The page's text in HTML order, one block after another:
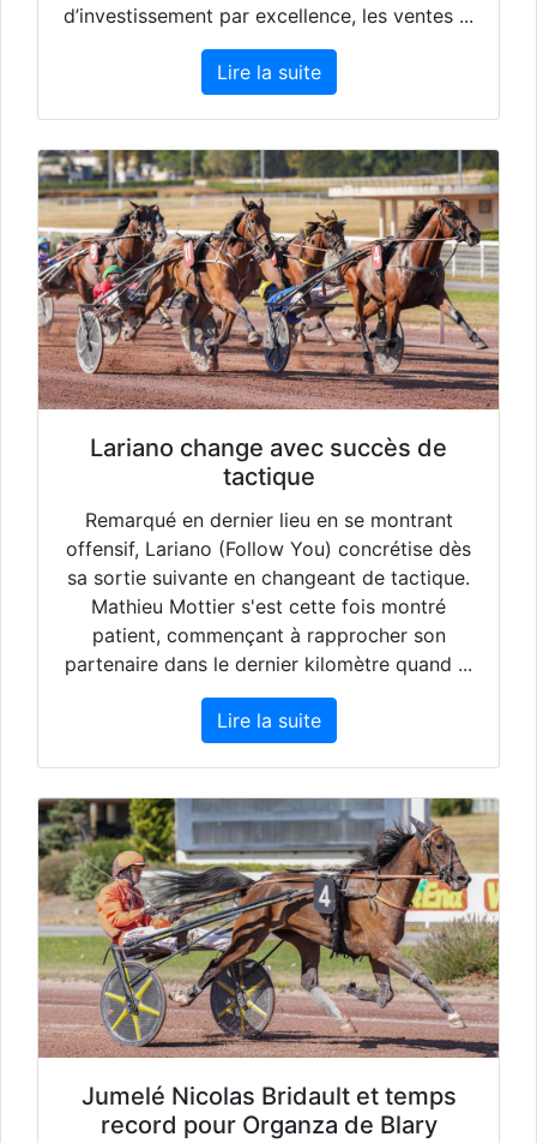
d’investissement par excellence, les ventes ...
Lire la suite
Lariano change avec succès de
tactique
Remarqué en dernier lieu en se montrant
offensif, Lariano (Follow You) concrétise dès
sa sortie suivante en changeant de tactique.
Mathieu Mottier s'est cette fois montré
patient, commençant à rapprocher son
partenaire dans le dernier kilomètre quand ...
Lire la suite
Jumelé Nicolas Bridault et temps
record pour Organza de Blary